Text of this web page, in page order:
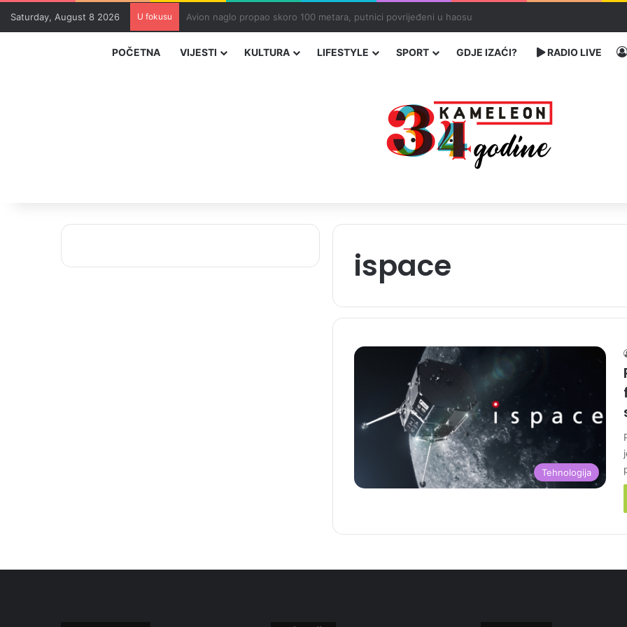
Saturday, August 8 2026 U fokusu Zvizdić, Magazinović i Kojović traže poseban status za Memorijalni centar Srebrenica
POČETNA VIJESTI KULTURA LIFESTYLE SPORT GDJE IZAĆI? RADIO LIVE
ispace
Tehnologija